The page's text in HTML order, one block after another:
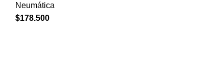
Neumática
$178.500